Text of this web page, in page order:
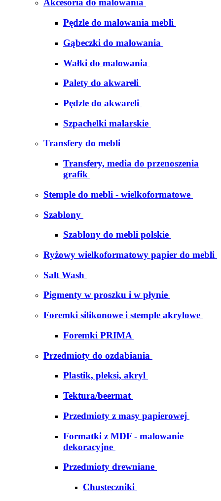
Akcesoria do malowania
Pędzle do malowania mebli
Gąbeczki do malowania
Wałki do malowania
Palety do akwareli
Pędzle do akwareli
Szpachelki malarskie
Transfery do mebli
Transfery, media do przenoszenia
grafik
Stemple do mebli - wielkoformatowe
Szablony
Szablony do mebli polskie
Ryżowy wielkoformatowy papier do mebli
Salt Wash
Pigmenty w proszku i w płynie
Foremki silikonowe i stemple akrylowe
Foremki PRIMA
Przedmioty do ozdabiania
Plastik, pleksi, akryl
Tektura/beermat
Przedmioty z masy papierowej
Formatki z MDF - malowanie
dekoracyjne
Przedmioty drewniane
Chusteczniki